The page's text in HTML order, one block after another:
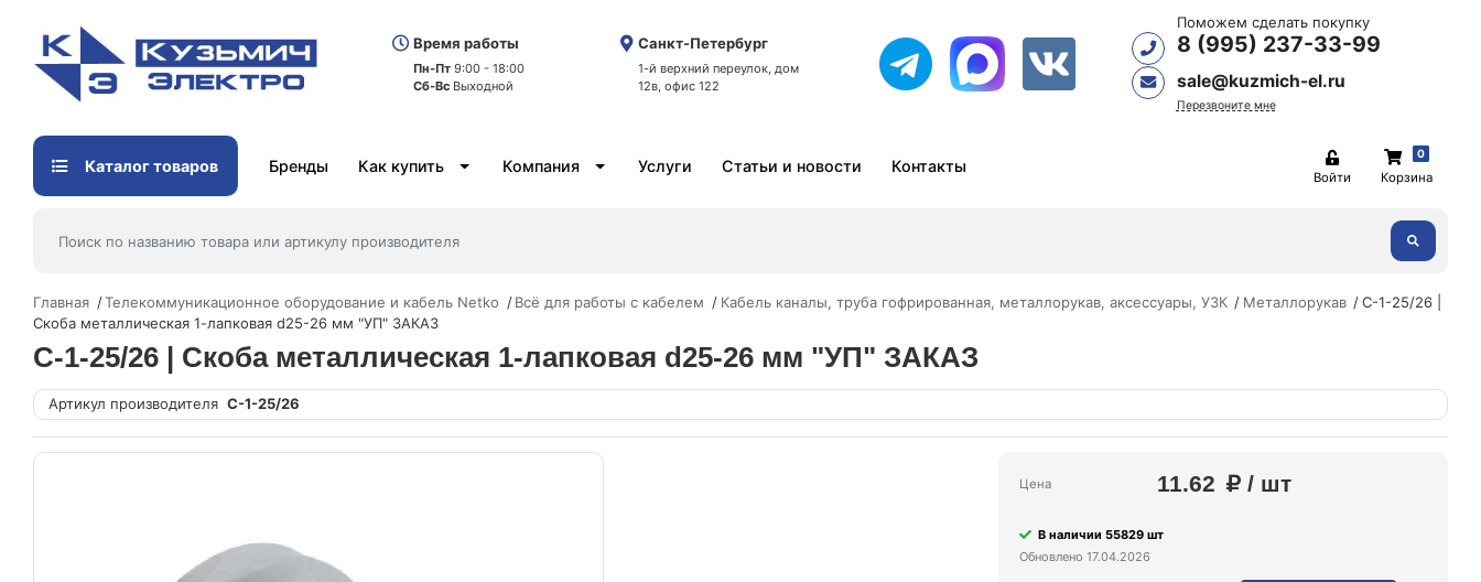
Время работы
Пн-Пт 9:00 - 18:00
Сб-Вс Выходной
Санкт-Петербург
1-й верхний переулок, дом
12в, офис 122
Поможем сделать покупку
8 (995) 237-33-99
sale@kuzmich-el.ru
Перезвоните мне
Каталог товаров Бренды Как купить Компания Услуги Статьи и новости Контакты
Войти
0
Корзина
Главная Телекоммуникационное оборудование и кабель Netko Всё для работы с кабелем Кабель каналы, труба гофрированная, металлорукав, аксессуары, УЗК Металлорукав
С-1-25/26 |
Скоба металлическая 1-лапковая d25-26 мм "УП" ЗАКАЗ
С-1-25/26 | Скоба металлическая 1-лапковая d25-26 мм "УП" ЗАКАЗ
Артикул производителя С-1-25/26
Цена 11.62 / шт
В наличии 55829 шт
Обновлено 17.04.2026